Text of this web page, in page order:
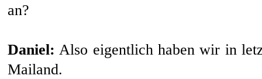
an?
Daniel: Also eigentlich haben wir in
Mailand.